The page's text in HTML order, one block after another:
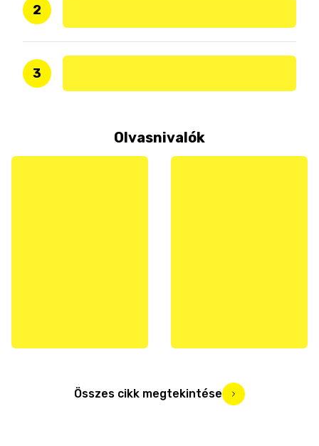
2
3
Olvasnivalók
Összes cikk megtekintése